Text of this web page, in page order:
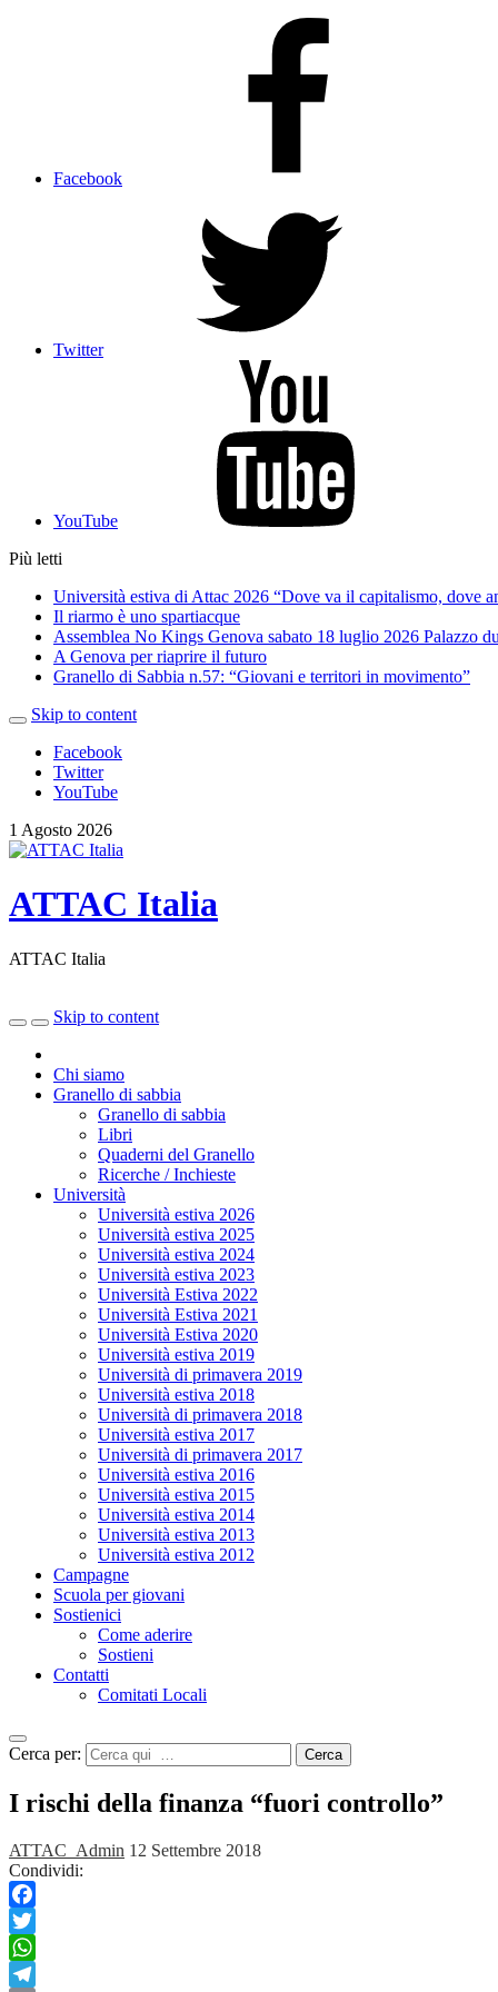
Facebook
Twitter
YouTube
Più letti
Università estiva di Attac 2026 “Dove va il capitalismo, dove
Il riarmo è uno spartiacque
Assemblea No Kings Genova sabato 18 luglio 2026 Palazzo
A Genova per riaprire il futuro
Granello di Sabbia n.57: “Giovani e territori in movimento”
Skip to content
Facebook
Twitter
YouTube
1 Agosto 2026
ATTAC Italia
ATTAC Italia
Skip to content
Chi siamo
Granello di sabbia
Granello di sabbia
Libri
Quaderni del Granello
Ricerche / Inchieste
Università
Università estiva 2026
Università estiva 2025
Università estiva 2024
Università estiva 2023
Università Estiva 2022
Università Estiva 2021
Università Estiva 2020
Università estiva 2019
Università di primavera 2019
Università estiva 2018
Università di primavera 2018
Università estiva 2017
Università di primavera 2017
Università estiva 2016
Università estiva 2015
Università estiva 2014
Università estiva 2013
Università estiva 2012
Campagne
Scuola per giovani
Sostienici
Come aderire
Sostieni
Contatti
Comitati Locali
Cerca per: Cerca
I rischi della finanza “fuori controllo”
ATTAC_Admin 12 Settembre 2018
Condividi:
Facebook
Twitter
WhatsApp